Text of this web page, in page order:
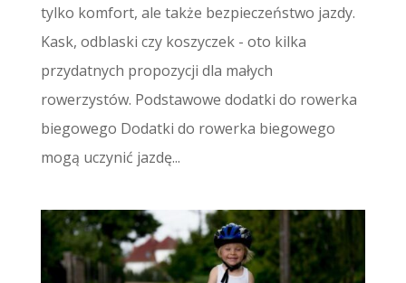
tylko komfort, ale także bezpieczeństwo jazdy.
Kask, odblaski czy koszyczek - oto kilka
przydatnych propozycji dla małych
rowerzystów. Podstawowe dodatki do rowerka
biegowego Dodatki do rowerka biegowego
mogą uczynić jazdę...